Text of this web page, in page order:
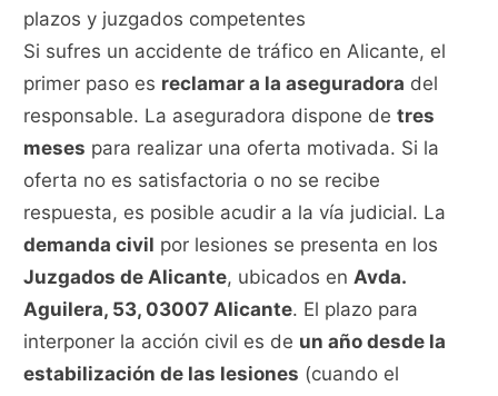
plazos y juzgados competentes
Si sufres un accidente de tráfico en Alicante, el
primer paso es reclamar a la aseguradora del
responsable. La aseguradora dispone detres
meses para realizar una oferta motivada. Si la
oferta no es satisfactoria o no se recibe
respuesta, es posible acudir a la vía judicial. La
demanda civil por lesiones se presenta en los
Juzgados de Alicante, ubicados enAvda.
Aguilera, 53, 03007 Alicante. El plazo para
interponer la acción civil es de un año desde la
estabilización de las lesiones (cuando el